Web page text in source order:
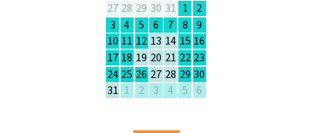
27 28 29 30 31 1
2
3
4 5 6 7 8
9
10 11 12 13 14 15 16
17 18 19 20 21 22 23
24 25 26 27 28 29 30
31 1 2 3 4 5 6